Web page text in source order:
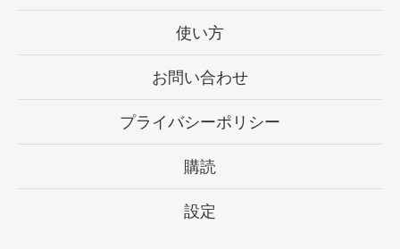
使い方
お問い合わせ
プライバシーポリシー
購読
設定